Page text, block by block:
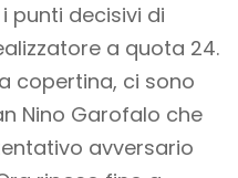
punti decisivi di
a quota 24.
copertina, ci sono
Nino Garofalo che
avversario